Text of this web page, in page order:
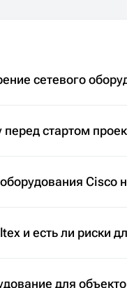
сетевого
стартом
Cisco
и есть ли риски
для